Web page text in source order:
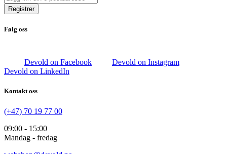
Registrer
Følg oss
Devold on Facebook
Devold on Instagram
Devold on LinkedIn
Kontakt oss
(+47) 70 19 77 00
09:00 - 15:00
Mandag - fredag